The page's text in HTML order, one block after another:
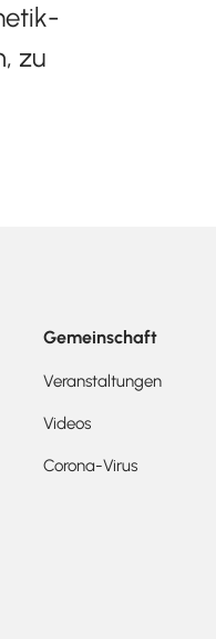
zu
Gemeinschaft
Veranstaltungen
Videos
Corona-Virus